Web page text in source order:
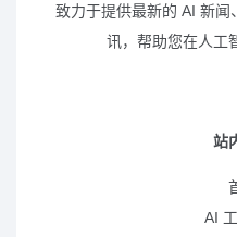
致力于提供最新的 AI 新闻
讯，帮助您在人工
站
AI